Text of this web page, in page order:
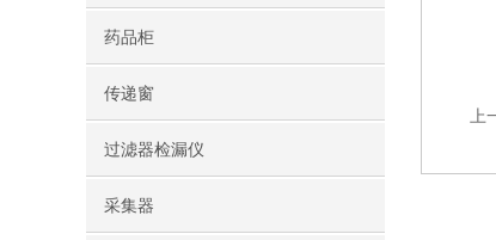
药品柜
传递窗
过滤器检漏仪
采集器
上